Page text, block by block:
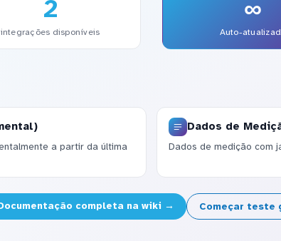
2
integrações disponíveis
∞
Auto-
a partir da última
Dados de
Dados de medição com
completa na wiki → Começar teste